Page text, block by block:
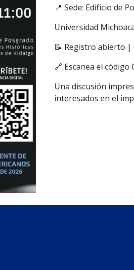
📍 Sede: Edificio de
Universidad
📝 Registro abierto |
🔗 Escanea el
Una discusión
interesados en el